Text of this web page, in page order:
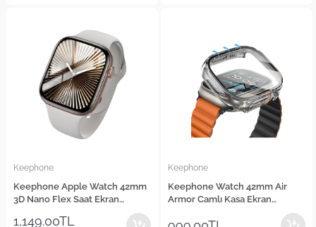
Keephone
Keephone Apple Watch 42mm
3D Nano Flex Saat Ekran
1,149.00TL
Keephone
Keephone Watch 42mm Air
Armor Camlı Kasa Ekran